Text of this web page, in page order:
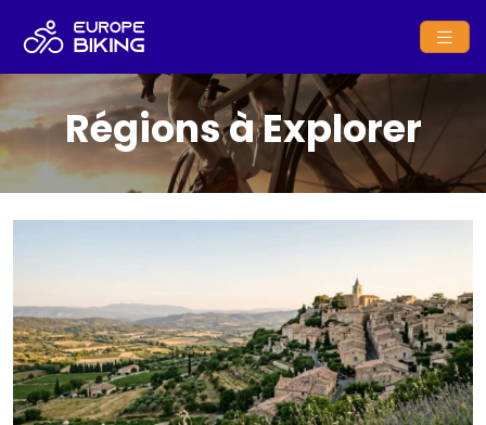
Régions à Explorer